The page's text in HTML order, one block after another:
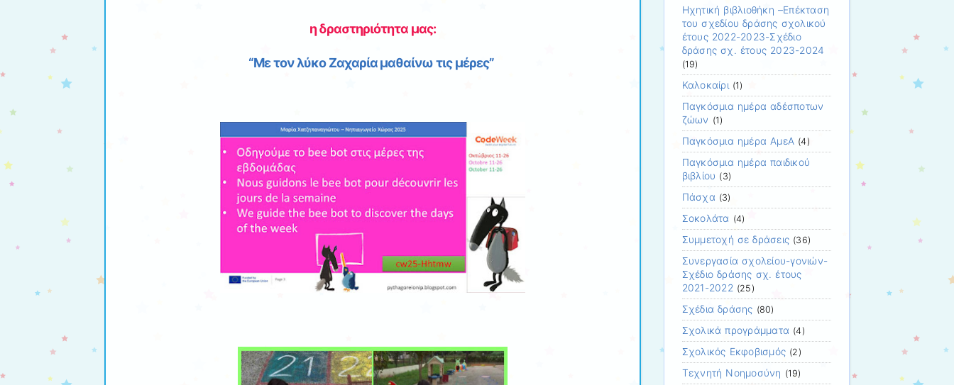
η δραστηριότητα μας:
“Με τον λύκο Ζαχαρία μαθαίνω τις μέρες”
Ηχητική βιβλιοθήκη –Επέκταση
του σχεδίου δράσης σχολικού
έτους 2022-2023-Σχέδιο
δράσης σχ. έτους 2023-2024
(19)
Καλοκαίρι (1)
Παγκόσμια ημέρα αδέσποτων
ζώων (1)
Παγκόσμια ημέρα ΑμεΑ (4)
Παγκόσμια ημέρα παιδικού
βιβλίου (3)
Πάσχα (3)
Σοκολάτα (4)
Συμμετοχή σε δράσεις (36)
Συνεργασία σχολείου-γονιών-
Σχέδιο δράσης σχ. έτους
2021-2022 (25)
Σχέδια δράσης (80)
Σχολικά προγράμματα (4)
Σχολικός Εκφοβισμός (2)
Τεχνητή Νοημοσύνη (19)